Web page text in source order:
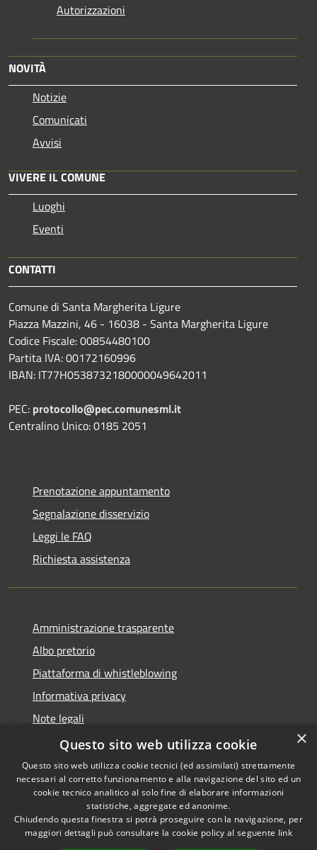
Autorizzazioni
NOVITÀ
Notizie
Comunicati
Avvisi
VIVERE IL COMUNE
Luoghi
Eventi
CONTATTI
Comune di Santa Margherita Ligure
Piazza Mazzini, 46 - 16038 - Santa Margherita Ligure
Codice Fiscale: 00854480100
Partita IVA: 00172160996
IBAN: IT77H0538732180000049642011
PEC: protocollo@pec.comunesml.it
Centralino Unico: 0185 2051
Prenotazione appuntamento
Segnalazione disservizio
Leggi le FAQ
Richiesta assistenza
Amministrazione trasparente
Albo pretorio
Piattaforma di whistleblowing
Informativa privacy
Note legali
Dichiarazione di accessibilità
RSS
Accessibilità
© 2022 • Comune di Santa
Margherita Ligure •
Powered by
×
Questo sito web utilizza cookie
Questo sito web utilizza cookie tecnici (ed assimilati) strettamente
necessari al corretto funzionamento e alla navigazione del sito ed un
cookie tecnico analitico al solo fine di elaborare informazioni
statistiche, aggregate ed anonime.
Chiudendo questa finestra si potrà proseguire con la navigazione, per
maggiori dettagli può consultare la cookie policy al seguente link